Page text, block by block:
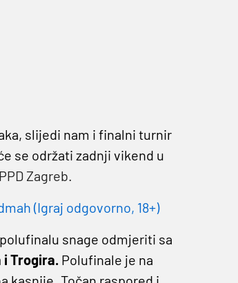
slijedi nam i finalni turnir
se održati zadnji vikend u
Zagreb.
(Igraj odgovorno, 18+)
snage odmjeriti sa
i Trogira.Polufinale je na